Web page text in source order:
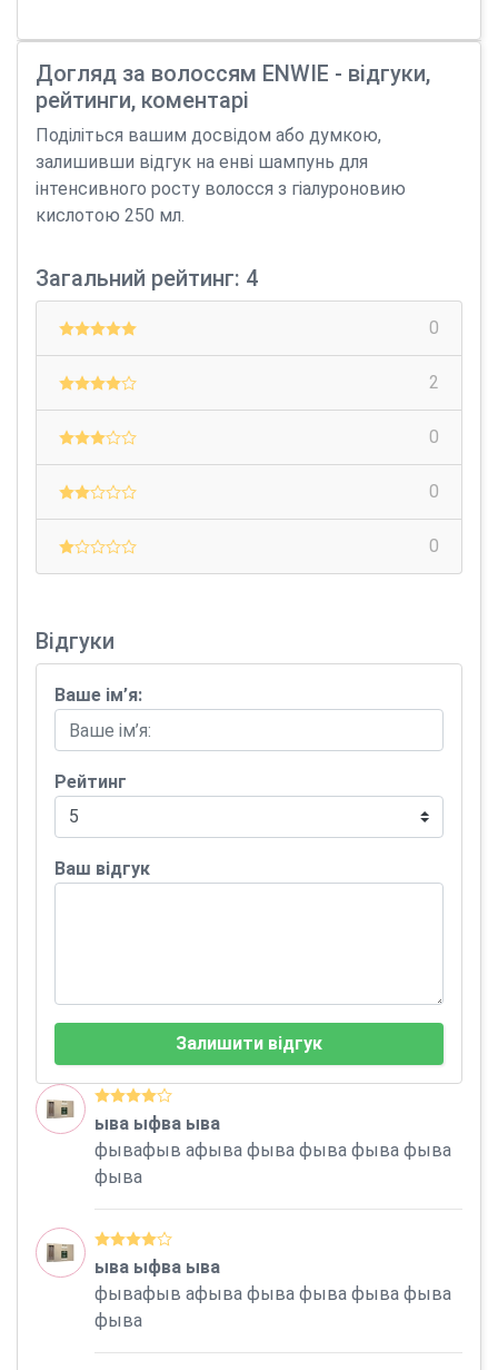
Догляд за волоссям ENWIE - відгуки,
рейтинги, коментарі
Поділіться вашим досвідом або думкою,
залишивши відгук на енві шампунь для
інтенсивного росту волосся з гіалуроновию
кислотою 250 мл.
Загальний рейтинг: 4
0
2
0
0
0
Відгуки
Ваше ім’я:
Рейтинг
Ваш відгук
Залишити відгук
ыва ыфва ыва
фывафыв афыва фыва фыва фыва фыва
фыва
ыва ыфва ыва
фывафыв афыва фыва фыва фыва фыва
фыва